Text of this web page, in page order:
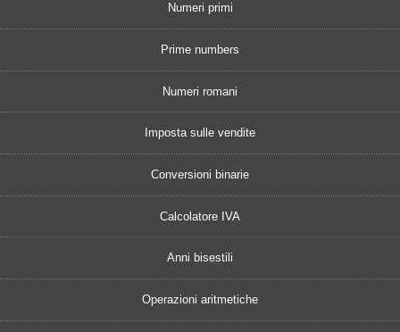
Numeri primi
Prime numbers
Numeri romani
Imposta sulle vendite
Conversioni binarie
Calcolatore IVA
Anni bisestili
Operazioni aritmetiche